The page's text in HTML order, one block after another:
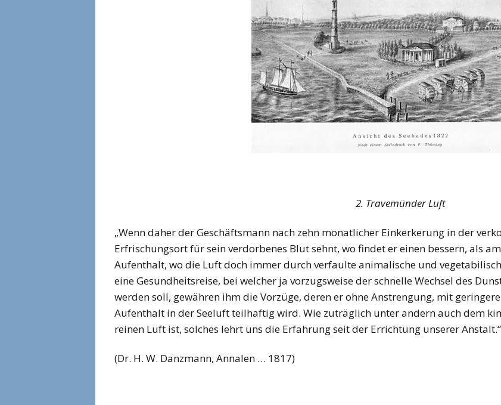
2. Travemünder Luft
„Wenn daher der Geschäftsmann nach zehn monatlicher Einkerkerung in der
Erfrischungsort für sein verdorbenes Blut sehnt, wo findet er einen bessern, als
Aufenthalt, wo die Luft doch immer durch verfaulte animalische und
eine Gesundheitsreise, bei welcher ja vorzugsweise der schnelle Wechsel des
werden soll, gewähren ihm die Vorzüge, deren er ohne Anstrengung, mit
Aufenthalt in der Seeluft teilhaftig wird. Wie zuträglich unter andern auch dem
reinen Luft ist, solches lehrt uns die Erfahrung seit der Errichtung unserer Anstalt.“
(Dr. H. W. Danzmann, Annalen … 1817)